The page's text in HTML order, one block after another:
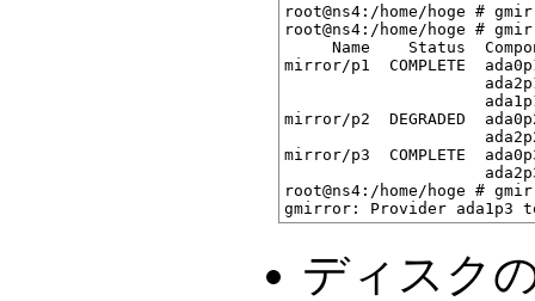
root@ns4:/home/hoge #
root@ns4:/home/hoge #
Name    Status
mirror/p1  COMPLETE
mirror/p2  DEGRADED
mirror/p3  COMPLETE
root@ns4:/home/hoge #
ディスク